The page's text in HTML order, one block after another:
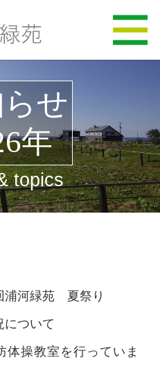
せ
年
topics
浦河緑苑 夏祭り
について
体操教室を行っていま